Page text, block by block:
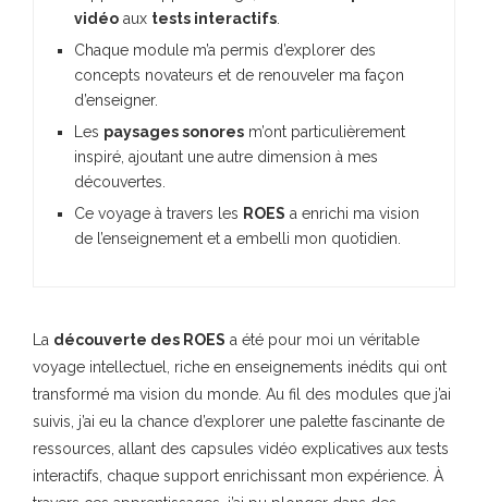
vidéo aux tests interactifs
Chaque module m’a permis d’explorer des
concepts novateurs et de renouveler ma façon
d’enseigner.
Les paysages sonores m’ont particulièrement
inspiré, ajoutant une autre dimension à mes
découvertes.
Ce voyage à travers les ROES a enrichi ma vision
de l’enseignement et a embelli mon quotidien.
La découverte des ROES a été pour moi un véritable
voyage intellectuel, riche en enseignements inédits qui ont
transformé ma vision du monde. Au fil des modules que j’ai
suivis, j’ai eu la chance d’explorer une palette fascinante de
ressources, allant des capsules vidéo explicatives aux tests
interactifs, chaque support enrichissant mon expérience. À